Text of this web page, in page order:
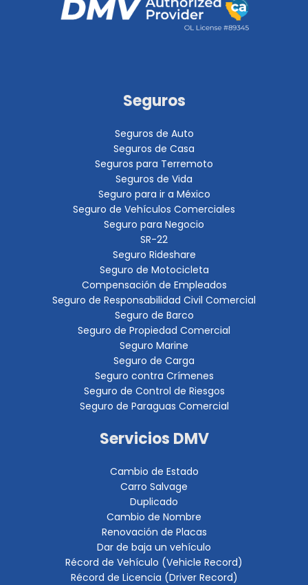
Seguros
Seguros de Auto
Seguros de Casa
Seguros para Terremoto
Seguros de Vida
Seguro para ir a México
Seguro de Vehículos Comerciales
Seguro para Negocio
SR-22
Seguro Rideshare
Seguro de Motocicleta
Compensación de Empleados
Seguro de Responsabilidad Civil Comercial
Seguro de Barco
Seguro de Propiedad Comercial
Seguro Marine
Seguro de Carga
Seguro contra Crímenes
Seguro de Control de Riesgos
Seguro de Paraguas Comercial
Servicios DMV
Cambio de Estado
Carro Salvage
Duplicado
Cambio de Nombre
Renovación de Placas
Dar de baja un vehículo
Récord de Vehículo (Vehicle Record)
Récord de Licencia (Driver Record)